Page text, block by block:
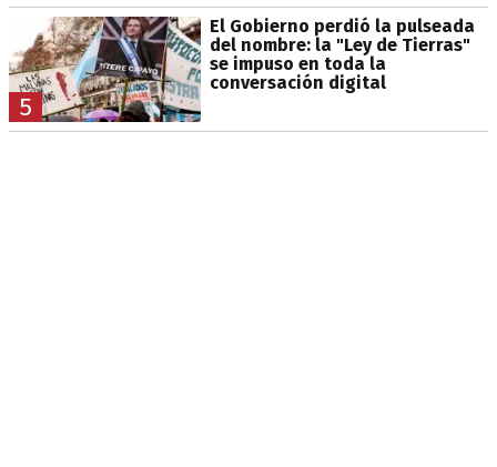
5
El Gobierno perdió la pulseada
del nombre: la "Ley de Tierras"
se impuso en toda la
conversación digital